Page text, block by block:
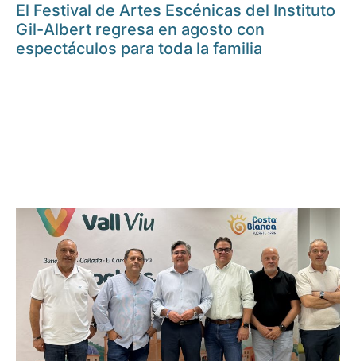
El Festival de Artes Escénicas del Instituto
Gil-Albert regresa en agosto con
espectáculos para toda la familia